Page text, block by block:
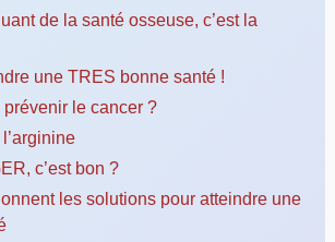
de la santé osseuse, c’est la
une TRES bonne santé !
le cancer ?
c’est bon ?
les solutions pour atteindre une